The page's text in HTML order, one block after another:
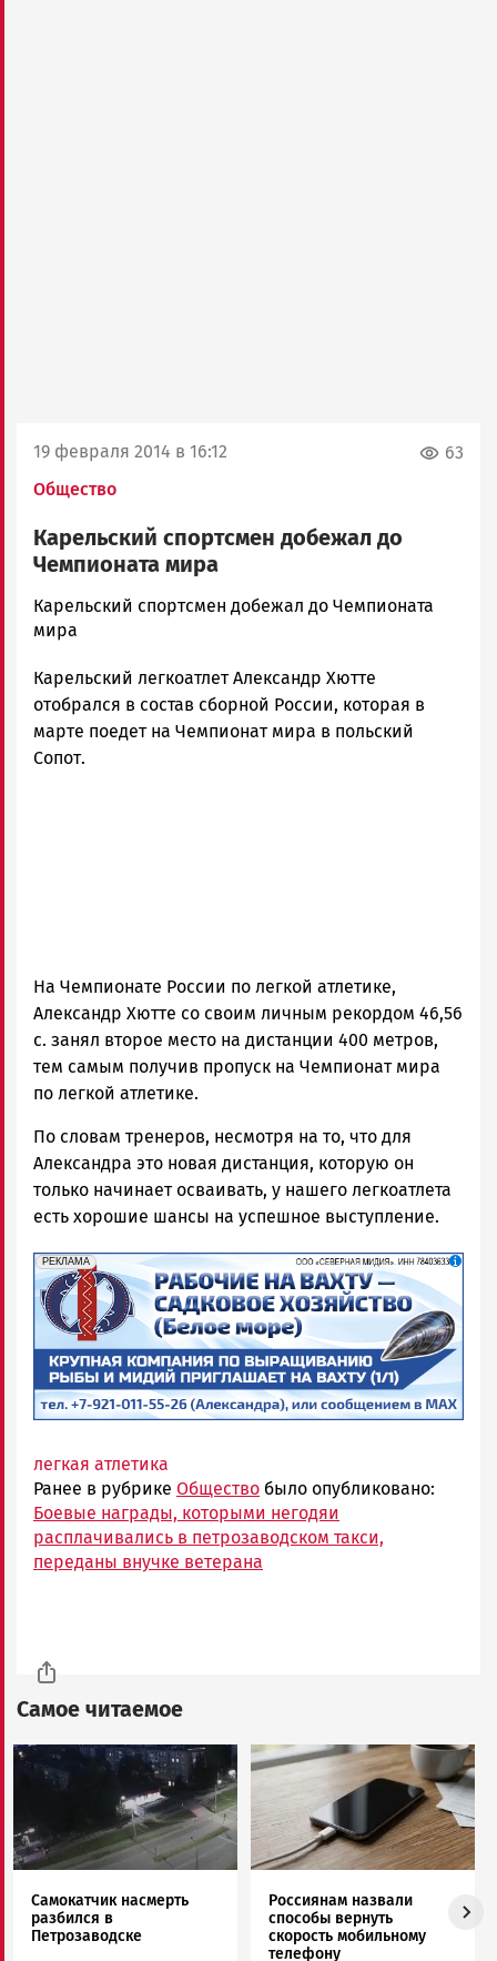
19 февраля 2014 в 16:12
Общество
63
Карельский спортсмен добежал до
Чемпионата мира
admintimur
Новости
и
Карелии
|
Петрозаводск
Карельский спортсмен добежал до Чемпионата
мира
Карельский легкоатлет Александр Хютте
отобрался в состав сборной России, которая в
марте поедет на Чемпионат мира в польский
Сопот.
На Чемпионате России по легкой атлетике,
Александр Хютте со своим личным рекордом 46,56
с. занял второе место на дистанции 400 метров,
тем самым получив пропуск на Чемпионат мира
по легкой атлетике.
По словам тренеров, несмотря на то, что для
Александра это новая дистанция, которую он
только начинает осваивать, у нашего легкоатлета
есть хорошие шансы на успешное выступление.
erid: 2SDnjf467GP
РЕКЛАМА
Реклама
легкая атлетика
Ранее в рубрике Общество было опубликовано:
Боевые награды, которыми негодяи
расплачивались в петрозаводском такси,
переданы внучке ветерана
Самое читаемое
Image
Самокатчик насмерть
разбился в
Петрозаводске
Image
Россиянам назвали
способы вернуть
скорость мобильному
телефону